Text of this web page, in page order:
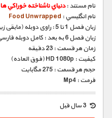
نام مستند :دنياي ناشناخته خوراکي ها
نام انگليسي : Food Unwrapped
زبان فصل 1 تا 5 : راوی دوبله (مابقی زیرنویس فارسی)
زبان فصل 6 به بعد : کامل دوبله فارسی
زمان هر قسمت : 23 دقيقه
کيفيت : HD 1080p (فوق العاده)
حجم هر قسمت : 275 مگابايت
فرمت : Mp4